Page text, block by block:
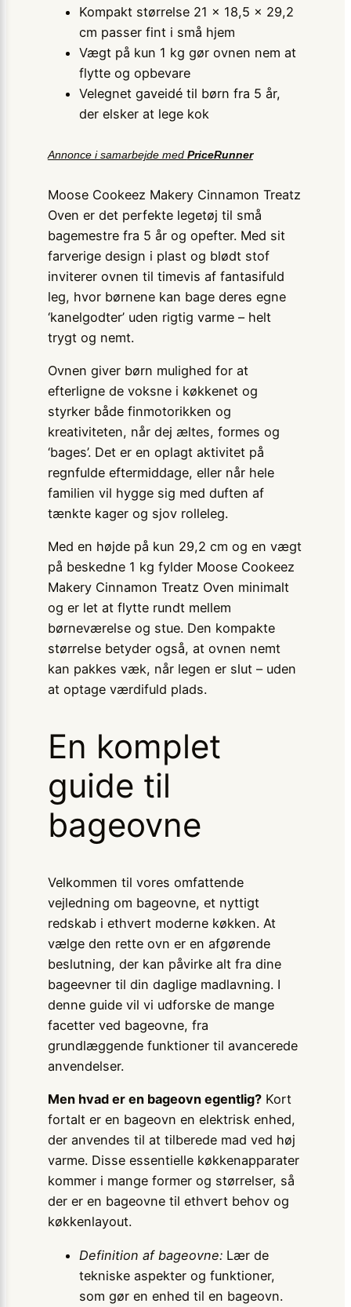
Kompakt størrelse 21 × 18,5 × 29,2
cm passer fint i små hjem
Vægt på kun 1 kg gør ovnen nem at
flytte og opbevare
Velegnet gaveidé til børn fra 5 år,
der elsker at lege kok
Annonce i samarbejde med PriceRunner
Moose Cookeez Makery Cinnamon Treatz
Oven er det perfekte legetøj til små
bagemestre fra 5 år og opefter. Med sit
farverige design i plast og blødt stof
inviterer ovnen til timevis af fantasifuld
leg, hvor børnene kan bage deres egne
‘kanelgodter’ uden rigtig varme – helt
trygt og nemt.
Ovnen giver børn mulighed for at
efterligne de voksne i køkkenet og
styrker både finmotorikken og
kreativiteten, når dej æltes, formes og
‘bages’. Det er en oplagt aktivitet på
regnfulde eftermiddage, eller når hele
familien vil hygge sig med duften af
tænkte kager og sjov rolleleg.
Med en højde på kun 29,2 cm og en vægt
på beskedne 1 kg fylder Moose Cookeez
Makery Cinnamon Treatz Oven minimalt
og er let at flytte rundt mellem
børneværelse og stue. Den kompakte
størrelse betyder også, at ovnen nemt
kan pakkes væk, når legen er slut – uden
at optage værdifuld plads.
En komplet
guide til
bageovne
Velkommen til vores omfattende
vejledning om bageovne, et nyttigt
redskab i ethvert moderne køkken. At
vælge den rette ovn er en afgørende
beslutning, der kan påvirke alt fra dine
bageevner til din daglige madlavning. I
denne guide vil vi udforske de mange
facetter ved bageovne, fra
grundlæggende funktioner til avancerede
anvendelser.
Men hvad er en bageovn egentlig?Kort
fortalt er en bageovn en elektrisk enhed,
der anvendes til at tilberede mad ved høj
varme. Disse essentielle køkkenapparater
kommer i mange former og størrelser, så
der er en bageovne til ethvert behov og
køkkenlayout.
Definition af bageovne:Lær de
tekniske aspekter og funktioner,
som gør en enhed til en bageovn.